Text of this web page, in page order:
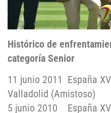
Histórico de
categoría Senior
11 junio 2011 España
Valladolid (Amistoso)
5 junio 2010